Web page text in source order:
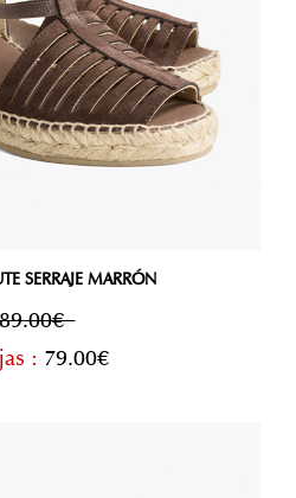
SERRAJE MARRÓN
: 79.00€